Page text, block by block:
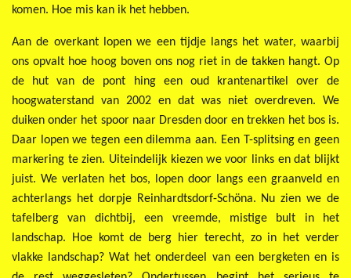
komen. Hoe mis kan ik het hebben.
Aan de overkant lopen we een tijdje langs het water, waarbij
ons opvalt hoe hoog boven ons nog riet in de takken hangt. Op
de hut van de pont hing een oud krantenartikel over de
hoogwaterstand van 2002 en dat was niet overdreven. We
duiken onder het spoor naar Dresden door en trekken het bos is.
Daar lopen we tegen een dilemma aan. Een T-splitsing en geen
markering te zien. Uiteindelijk kiezen we voor links en dat blijkt
juist. We verlaten het bos, lopen door langs een graanveld en
achterlangs het dorpje Reinhardtsdorf-Schöna. Nu zien we de
tafelberg van dichtbij, een vreemde, mistige bult in het
landschap. Hoe komt de berg hier terecht, zo in het verder
vlakke landschap? Wat het onderdeel van een bergketen en is